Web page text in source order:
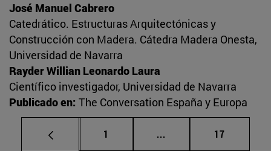
José Manuel Cabrero
Catedrático. Estructuras Arquitectónicas y
Construcción con Madera. Cátedra Madera Onesta,
Universidad de Navarra
Rayder Willian Leonardo Laura
Científico investigador, Universidad de Navarra
Publicado en: The Conversation España y Europa
Página
1 ... Páginas intermedias
Página
17